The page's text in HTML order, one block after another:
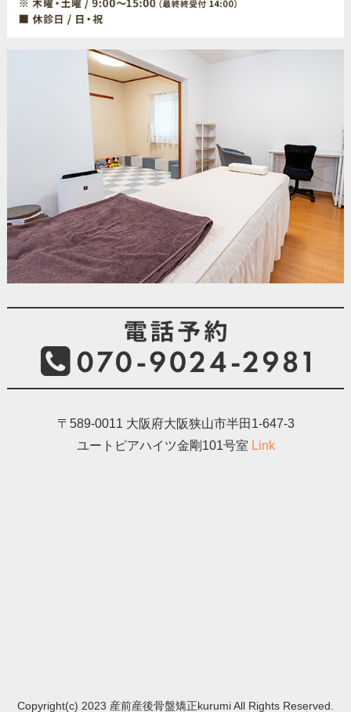
〒589-0011 大阪府大阪狭山市半田1-647-3
ユートピアハイツ金剛101号室 Link
Copyright(c) 2023 産前産後骨盤矯正kurumi All Rights Reserved.